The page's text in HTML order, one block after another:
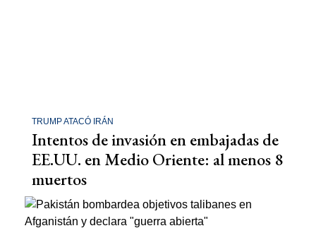
TRUMP ATACÓ IRÁN
Intentos de invasión en embajadas de
EE.UU. en Medio Oriente: al menos 8
muertos